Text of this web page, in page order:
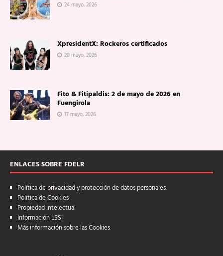
24 mayo, 2026
XpresidentX: Rockeros certificados
20 mayo, 2026
Fito & Fitipaldis: 2 de mayo de 2026 en
Fuengirola
17 mayo, 2026
ENLACES SOBRE FDELR
Política de privacidad y protección de datos personales
Política de Cookies
Propiedad intelectual
Información LSSI
Más información sobre las Cookies